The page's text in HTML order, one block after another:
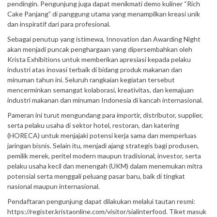
pendingin. Pengunjung juga dapat menikmati demo kuliner “Rich
Cake Panjang” di panggung utama yang menampilkan kreasi unik
dan inspiratif dari para profesional.
Sebagai penutup yang istimewa, Innovation dan Awarding Night
akan menjadi puncak penghargaan yang dipersembahkan oleh
Krista Exhibitions untuk memberikan apresiasi kepada pelaku
industri atas inovasi terbaik di bidang produk makanan dan
minuman tahun ini. Seluruh rangkaian kegiatan tersebut
mencerminkan semangat kolaborasi, kreativitas, dan kemajuan
industri makanan dan minuman Indonesia di kancah internasional.
Pameran ini turut mengundang para importir, distributor, supplier,
serta pelaku usaha di sektor hotel, restoran, dan katering
(HORECA) untuk menjajaki potensi kerja sama dan memperluas
jaringan bisnis. Selain itu, menjadi ajang strategis bagi produsen,
pemilik merek, peritel modern maupun tradisional, investor, serta
pelaku usaha kecil dan menengah (UKM) dalam menemukan mitra
potensial serta menggali peluang pasar baru, baik di tingkat
nasional maupun internasional.
Pendaftaran pengunjung dapat dilakukan melalui tautan resmi:
https://register.kristaonline.com/visitor/sialinterfood. Tiket masuk